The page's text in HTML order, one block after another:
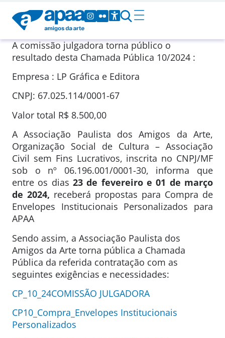
A comissão julgadora torna público o
resultado desta Chamada Pública 10/2024 :
Empresa : LP Gráfica e Editora
CNPJ: 67.025.114/0001-67
Valor total R$ 8.500,00
A Associação Paulista dos Amigos da Arte,
Organização Social de Cultura – Associação
Civil sem Fins Lucrativos, inscrita no CNPJ/MF
sob o nº 06.196.001/0001-30, informa que
entre os dias 23 de fevereiro e 01 de março
de 2024, receberá propostas para Compra de
Envelopes Institucionais Personalizados para
APAA
Sendo assim, a Associação Paulista dos
Amigos da Arte torna pública a Chamada
Pública da referida contratação com as
seguintes exigências e necessidades:
CP_10_24COMISSÃO JULGADORA
CP10_Compra_Envelopes Institucionais
Personalizados